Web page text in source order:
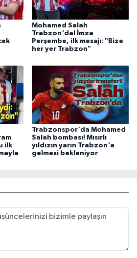
Mohamed Salah
Trabzon'da! İmza
Perşembe, ilk mesajı: "Bize
her yer Trabzon"
ilk
Trabzonspor'da Mohamed
Salah bombası! Mısırlı
yıldızın yarın Trabzon'a
gelmesi bekleniyor